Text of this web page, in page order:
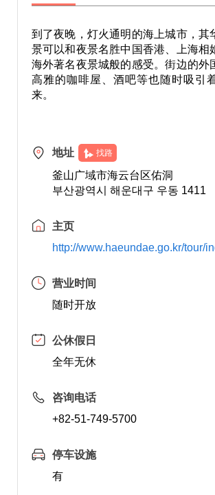
到了夜晚，灯火通明的海上城市，其
景可以和夜景名胜中国香港、上海相
海外著名夜景城般的感受。街边的外
高雅的咖啡屋、酒吧等也随时吸引
来。
地址 找路
釜山广域市海云台区佑洞
부산광역시 해운대구 우동 1411
主页
http://www.haeundae.go.kr/tour/
营业时间
随时开放
公休假日
全年无休
咨询电话
+82-51-749-5700
停车设施
有